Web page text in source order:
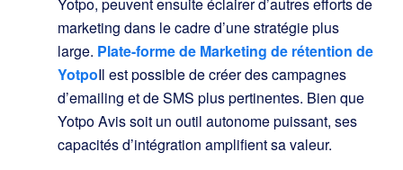
marketing dans le cadre d’une stratégie plus
large. Plate-forme de Marketing de rétention de
YotpoIl est possible de créer des campagnes
d’emailing et de SMS plus pertinentes. Bien que
Yotpo Avis soit un outil autonome puissant, ses
capacités d’intégration amplifient sa valeur.